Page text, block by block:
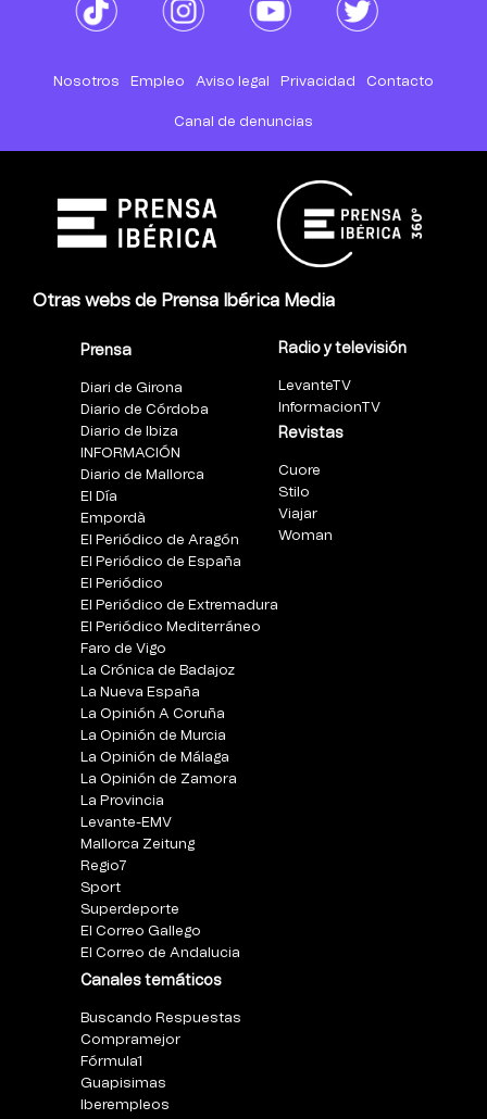
Nosotros Empleo Aviso legal Privacidad Contacto
Canal de denuncias
Otras webs de Prensa Ibérica Media
Prensa
Diari de Girona
Diario de Córdoba
Diario de Ibiza
INFORMACIÓN
Diario de Mallorca
El Día
Empordà
El Periódico de Aragón
El Periódico de España
El Periódico
El Periódico de Extremadura
El Periódico Mediterráneo
Faro de Vigo
La Crónica de Badajoz
La Nueva España
La Opinión A Coruña
La Opinión de Murcia
La Opinión de Málaga
La Opinión de Zamora
La Provincia
Levante-EMV
Mallorca Zeitung
Regio7
Sport
Superdeporte
El Correo Gallego
El Correo de Andalucia
Canales temáticos
Buscando Respuestas
Compramejor
Fórmula1
Guapisimas
Iberempleos
Radio y televisión
LevanteTV
InformacionTV
Revistas
Cuore
Stilo
Viajar
Woman